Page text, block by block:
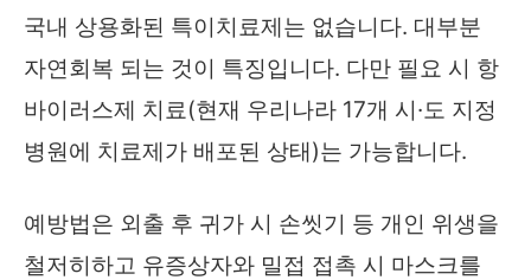
국내 상용화된 특이치료제는 없습니다. 대부분
자연회복 되는 것이 특징입니다. 다만 필요 시 항
바이러스제 치료(현재 우리나라 17개 시·도 지정
병원에 치료제가 배포된 상태)는 가능합니다.
예방법은 외출 후 귀가 시 손씻기 등 개인 위생을
철저히하고 유증상자와 밀접 접촉 시 마스크를